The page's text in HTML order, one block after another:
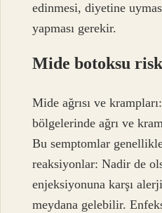
edinmesi, diyetine
yapması gerekir.
Mide botoksu
Mide ağrısı ve
bölgelerinde ağrı ve
Bu semptomlar
reaksiyonlar: Nadir de
enjeksiyonuna karşı
meydana gelebilir.